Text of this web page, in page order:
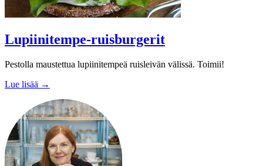
Lupiinitempe-ruisburgerit
Pestolla maustettua lupiinitempeä ruisleivän välissä. Toimii!
Lue lisää →